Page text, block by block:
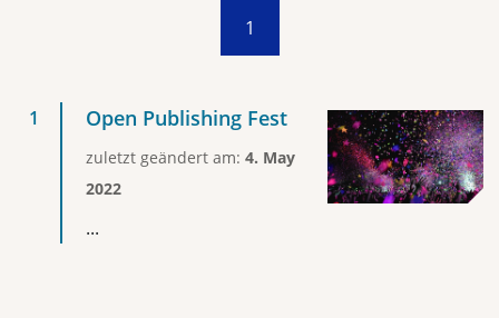
1
Open Publishing Fest
zuletzt geändert am: 4. May
2022
...